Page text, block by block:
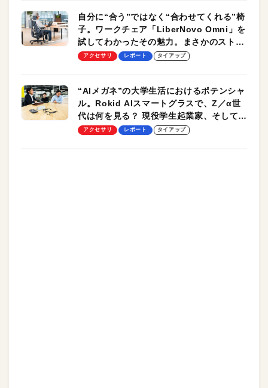
自分に“合う”ではなく“合わせてくれる”椅
子。ワークチェア「LiberNovo Omni」を
試してわかったその魅力。まさかのストレ
ッチ機能も搭載
アクセサリ レポート タイアップ
“AIメガネ”の大学生活におけるポテンシャ
ル。Rokid AIスマートグラスで、Z／α世
代は何を見る？ 現役学生起業家、そして教
授による体験会レポート【PR】
アクセサリ レポート タイアップ